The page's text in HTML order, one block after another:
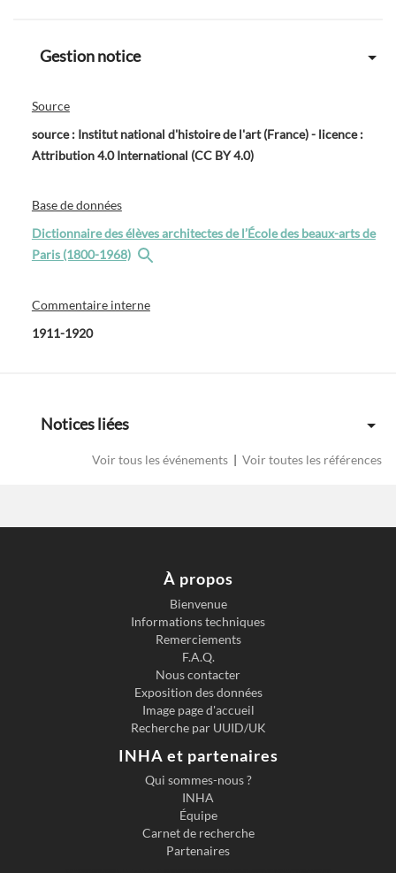
Gestion notice
Source
source : Institut national d'histoire de l'art (France) - licence :
Attribution 4.0 International (CC BY 4.0)
Base de données
Dictionnaire des élèves architectes de l’École des beaux-arts de
Paris (1800-1968)
Commentaire interne
1911-1920
Notices liées
Voir tous les événements | Voir toutes les références
À propos
Bienvenue
Informations techniques
Remerciements
F.A.Q.
Nous contacter
Exposition des données
Image page d'accueil
Recherche par UUID/UK
INHA et partenaires
Qui sommes-nous ?
INHA
Équipe
Carnet de recherche
Partenaires